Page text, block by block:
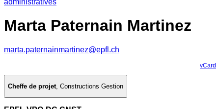
Marta Paternain Martinez
marta.paternainmartinez@epfl.ch
vCard
Cheffe de projet, Constructions Gestion